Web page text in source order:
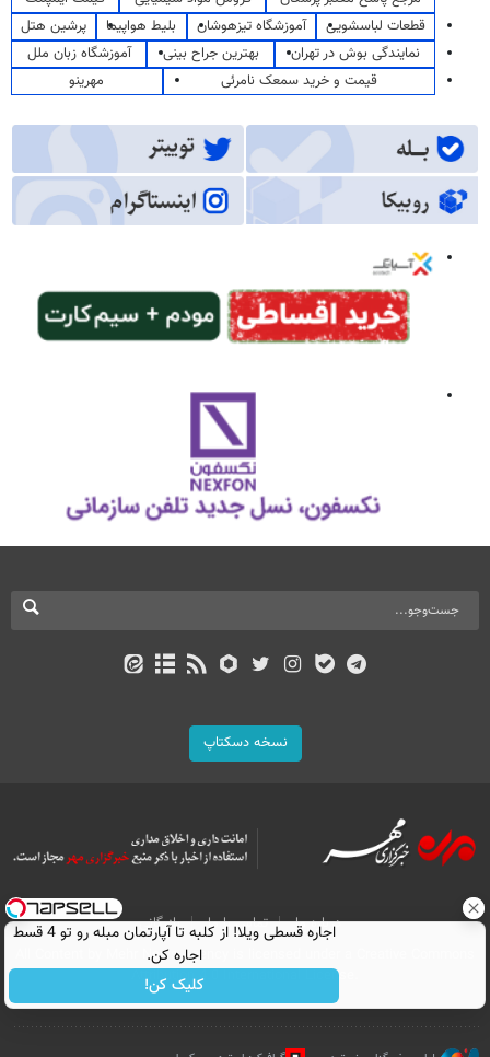
قطعات لباسشویی
آموزشگاه تیزهوشان بلیط هواپیما
پرشین هتل
نمایندگی بوش در تهران
بهترین جراح بینی
آموزشگاه زبان ملل
قیمت و خرید سمعک نامرئی
مهرینو
نسخه دسکتاپ
درباره ما تماس با ما
بازرگانی
All Content by Mehr News Agency is licensed under a Creative Commons
Attribution 4.0 International License.
اجاره‌ قسطی ویلا! از کلبه تا آپارتمان مبله رو تو 4 قسط
اجاره کن.
کلیک کن!